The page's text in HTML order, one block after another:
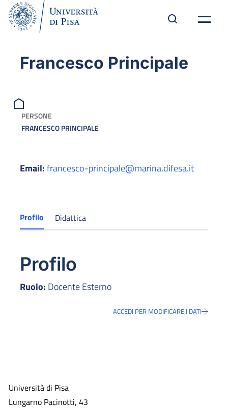
Francesco Principale
PERSONE
FRANCESCO PRINCIPALE
Email:francesco-principale@marina.difesa.it
Profilo Didattica
Profilo
Ruolo: Docente Esterno
ACCEDI PER MODIFICARE I DATI
Università di Pisa
Lungarno Pacinotti, 43